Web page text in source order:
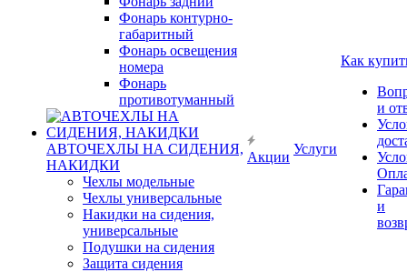
Фонарь контурно-
габаритный
Фонарь освещения
номера
Фонарь
противотуманный
АВТОЧЕХЛЫ НА СИДЕНИЯ,
НАКИДКИ
Чехлы модельные
Чехлы универсальные
Накидки на сидения,
универсальные
Подушки на сидения
Защита сидения
Акции
Услуги
Как
и
и